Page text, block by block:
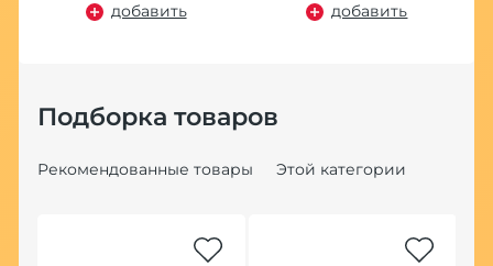
добавить добавить
Подборка товаров
Рекомендованные товары Этой категории